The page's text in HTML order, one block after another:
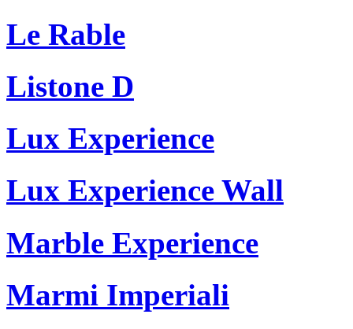
Le Rable
Listone D
Lux Experience
Lux Experience Wall
Marble Experience
Marmi Imperiali